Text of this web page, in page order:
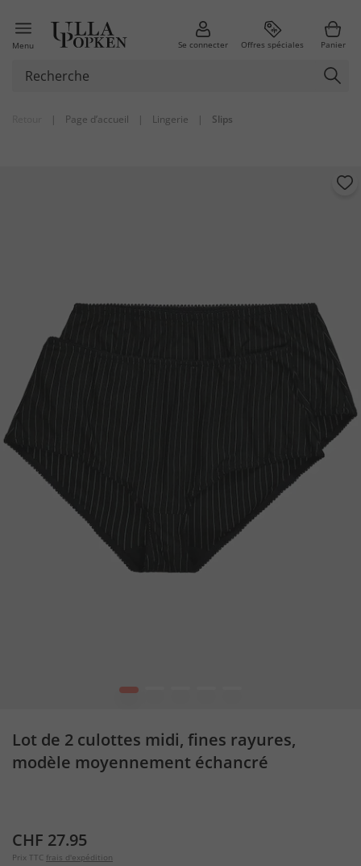
Menu Se connecter Offres spéciales Panier
| Page d’accueil | Lingerie | Slips
1
Lot de 2 culottes midi, fines rayures,
modèle moyennement échancré
CHF 27.95
Prix TTC frais d'expédition